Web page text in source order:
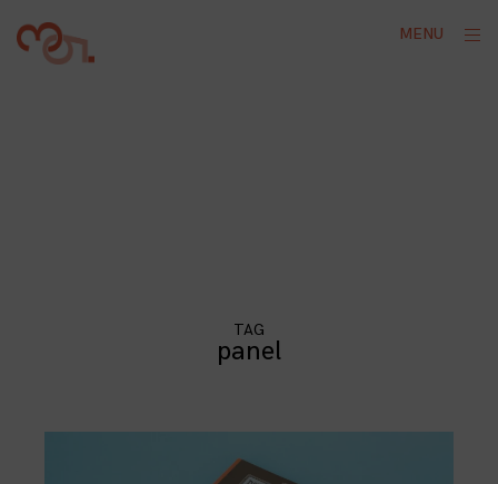
content
MENU
TAG
panel